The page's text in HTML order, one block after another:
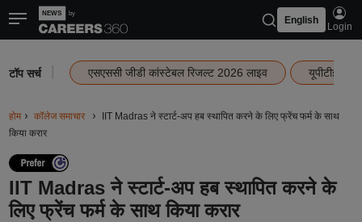
English
Login
टॉप सर्च एसएससी जीडी कांस्टेबल रिजल्ट 2026 लाइव यूपीटीईटी
होम कॉलेज समाचार
IIT Madras ने स्टार्ट-अप हब स्थापित करने के लिए फ्रेंच फर्म के साथ
किया करार
IIT Madras ने स्टार्ट-अप हब स्थापित करने के
लिए फ्रेंच फर्म के साथ किया करार